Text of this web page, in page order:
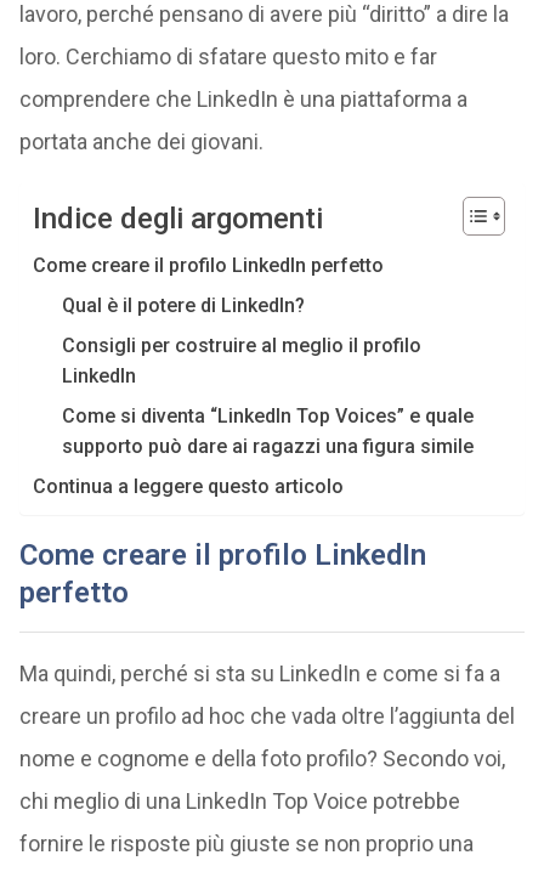
lavoro, perché pensano di avere più “diritto” a dire la
loro. Cerchiamo di sfatare questo mito e far
comprendere che LinkedIn è una piattaforma a
portata anche dei giovani.
Indice degli argomenti
Come creare il profilo LinkedIn perfetto
Qual è il potere di LinkedIn?
Consigli per costruire al meglio il profilo
LinkedIn
Come si diventa “LinkedIn Top Voices” e quale
supporto può dare ai ragazzi una figura simile
Continua a leggere questo articolo
Come creare il profilo LinkedIn
perfetto
Ma quindi, perché si sta su LinkedIn e come si fa a
creare un profilo ad hoc che vada oltre l’aggiunta del
nome e cognome e della foto profilo? Secondo voi,
chi meglio di una LinkedIn Top Voice potrebbe
fornire le risposte più giuste se non proprio una